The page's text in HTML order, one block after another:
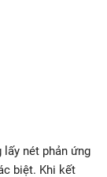
lấy nét phản ứng
biệt. Khi kết